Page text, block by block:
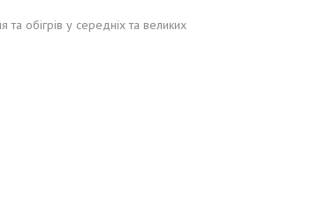
обігрів у середніх та великих